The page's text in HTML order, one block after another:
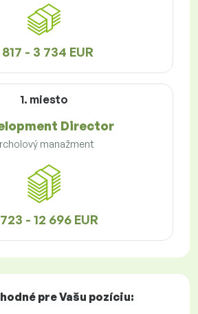
817 - 3 734 EUR
1. miesto
Director
manažment
- 12 696 EUR
pre Vašu pozíciu: